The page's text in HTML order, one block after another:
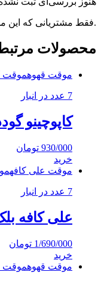
.فقط مشتریانی که این
محصولات
موقت قهوهموقت
7 عدد در انبار
کاپوچینو
930/000 تومان
خرید
موقت علی کافه
7 عدد در انبار
علی کافه بلک
1/690/000 تومان
خرید
موقت قهوهموقت